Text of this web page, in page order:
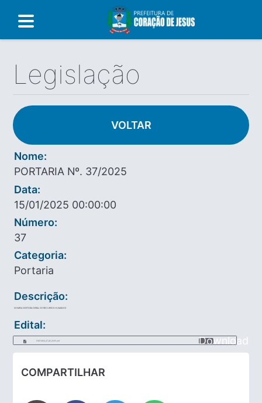
Legislação
VOLTAR
Nome:
PORTARIA Nº. 37/2025
Data:
15/01/2025 00:00:00
Número:
37
Categoria:
Portaria
Descrição:
NOMEIA GESTORA GERAL DE RECURSOS HUMANOS
Edital:
PORTARIA_37_DE_2025.pdf Download
COMPARTILHAR